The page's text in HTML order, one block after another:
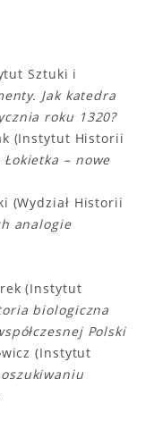
Sztuki i
Jak katedra
roku 1320?
(Instytut Historii
Łokietka – nowe
(Wydział Historii
analogie
(Instytut
biologiczna
Polski
(Instytut